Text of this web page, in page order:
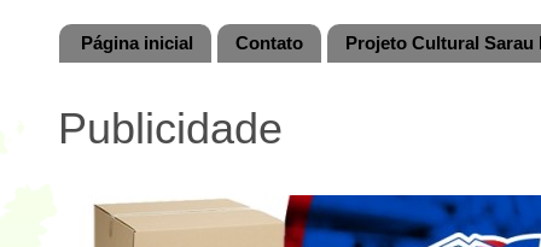
Página inicial Contato Projeto Cultural
Publicidade